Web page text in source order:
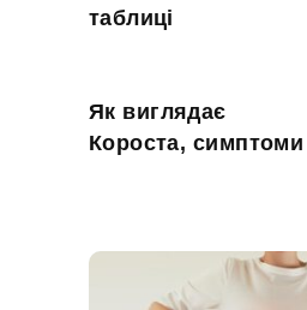
таблиці
Як виглядає
Короста, симптоми